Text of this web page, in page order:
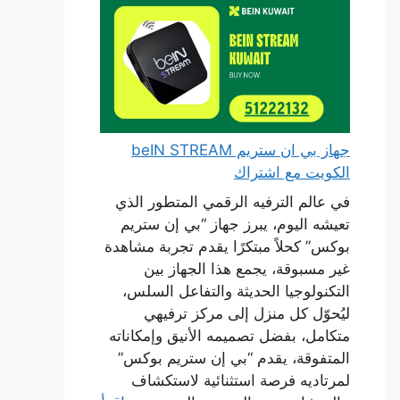
جهاز بي ان ستريم beIN STREAM
الكويت مع اشتراك
في عالم الترفيه الرقمي المتطور الذي
تعيشه اليوم، يبرز جهاز “بي إن ستريم
بوكس” كحلاً مبتكرًا يقدم تجربة مشاهدة
غير مسبوقة، يجمع هذا الجهاز بين
التكنولوجيا الحديثة والتفاعل السلس،
ليُحوّل كل منزل إلى مركز ترفيهي
متكامل، بفضل تصميمه الأنيق وإمكاناته
المتفوقة، يقدم “بي إن ستريم بوكس”
لمرتاديه فرصة استثنائية لاستكشاف